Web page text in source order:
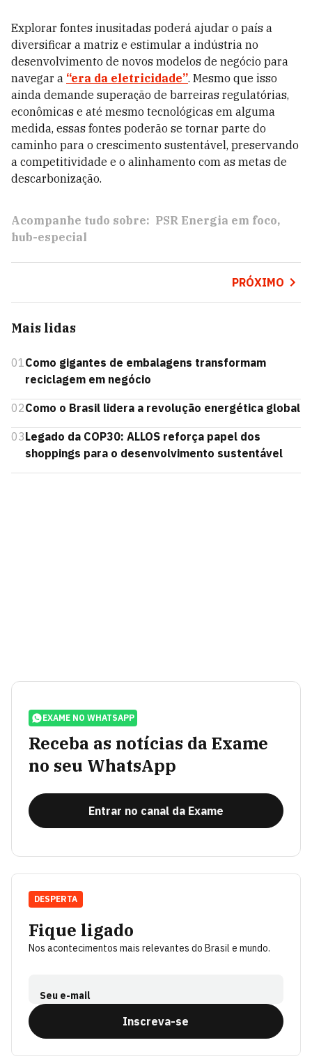
Explorar fontes inusitadas poderá ajudar o país a
diversificar a matriz e estimular a indústria no
desenvolvimento de novos modelos de negócio para
navegar a “era da eletricidade”. Mesmo que isso
ainda demande superação de barreiras regulatórias,
econômicas e até mesmo tecnológicas em alguma
medida, essas fontes poderão se tornar parte do
caminho para o crescimento sustentável, preservando
a competitividade e o alinhamento com as metas de
descarbonização.
Acompanhe tudo sobre: PSR Energia em foco
hub-especial
PRÓXIMO
Mais lidas
01Como gigantes de embalagens transformam
reciclagem em negócio
02Como o Brasil lidera a revolução energética global
03Legado da COP30: ALLOS reforça papel dos
shoppings para o desenvolvimento sustentável
EXAME NO WHATSAPP
Receba as notícias da Exame
no seu WhatsApp
Entrar no canal da Exame
Fique ligado
Nos acontecimentos mais relevantes do Brasil e mundo.
Seu e-mail
Inscreva-se
DESPERTA